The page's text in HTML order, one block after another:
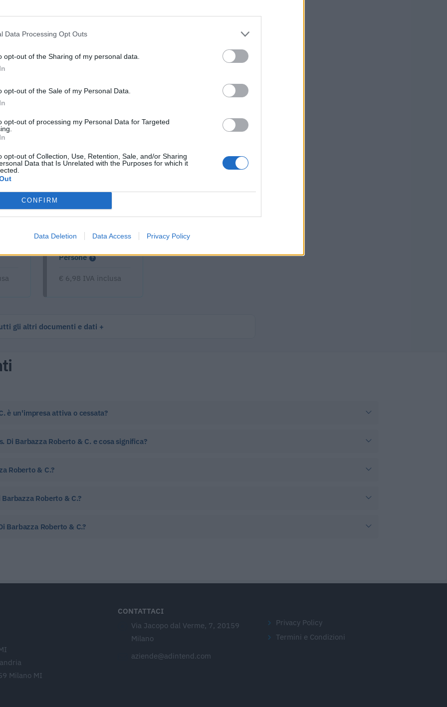
Data Processing Opt Outs
opt-out of the Sharing of my personal data.
opt-out of the Sale of my Personal Data.
opt-out of processing my Personal Data for Targeted
opt-out of Collection, Use, Retention, Sale, and/or Sharing
Data that Is Unrelated with the Purposes for which it
CONFIRM
Data Deletion Data Access Privacy Policy
e servizi disponibili →
Visure Camerali -
Persone
€ 6,98 IVA inclusa
gli altri documenti e dati
è un'impresa attiva o cessata?
Di Barbazza Roberto & C. e cosa significa?
Roberto & C.?
Roberto & C.?
Barbazza Roberto & C.?
Milano MI
CONTATTACI
Via Jacopo dal Verme, 7, 20159
Milano
aziende@adintend.com
Privacy Policy
Termini e Condizioni